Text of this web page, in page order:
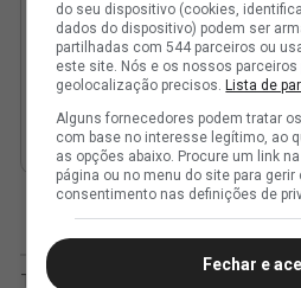
do seu dispositivo (cookies,
dados do dispositivo) podem ser
partilhadas com 544 parceiros ou
este site. Nós e os nossos
geolocalização precisos. Lista de
Alguns fornecedores podem tratar
com base no interesse legítimo, ao
as opções abaixo. Procure um link
página ou no menu do site para gerir
consentimento nas definições de
Fechar e